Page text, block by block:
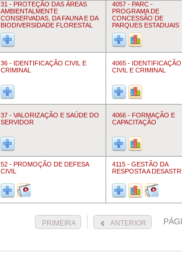
31 - PROTEÇÃO DAS ÁREAS
AMBIENTALMENTE
CONSERVADAS, DA FAUNA E DA
BIODIVERSIDADE FLORESTAL
4057 - PARC -
PROGRAMA DE
CONCESSÃO DE
PARQUES ESTADUAIS
36 - IDENTIFICAÇÃO CIVIL E
CRIMINAL
4065 - IDENTIFICAÇÃO
CIVIL E CRIMINAL
37 - VALORIZAÇÃO E SAÚDE DO
SERVIDOR
4066 - FORMAÇÃO E
CAPACITAÇÃO
52 - PROMOÇÃO DE DEFESA
CIVIL
4115 - GESTÃO DA
RESPOSTA A
PRIMEIRA ANTERIOR